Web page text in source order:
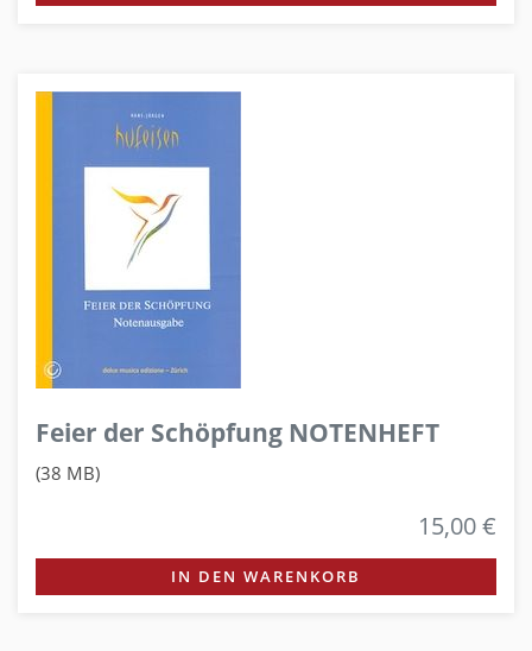
Feier der Schöpfung NOTENHEFT
(38 MB)
15,00 €
IN DEN WARENKORB